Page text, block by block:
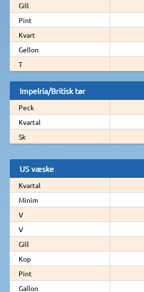
Gill
Pint
Kvart
Gellon
T
Impelria/Britisk tør
Peck
Kvartal
Sk
US væske
Kvartal
Minim
V
V
Gill
Kop
Pint
Gallon